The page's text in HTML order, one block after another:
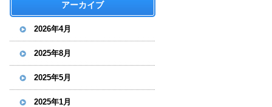
アーカイブ
2026年4月
2025年8月
2025年5月
2025年1月